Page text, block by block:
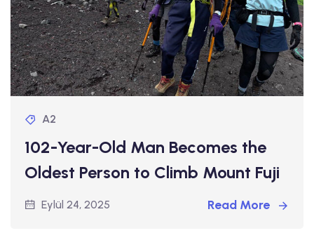
A2
102-Year-Old Man Becomes the
Oldest Person to Climb Mount Fuji
Eylül 24, 2025 Read More